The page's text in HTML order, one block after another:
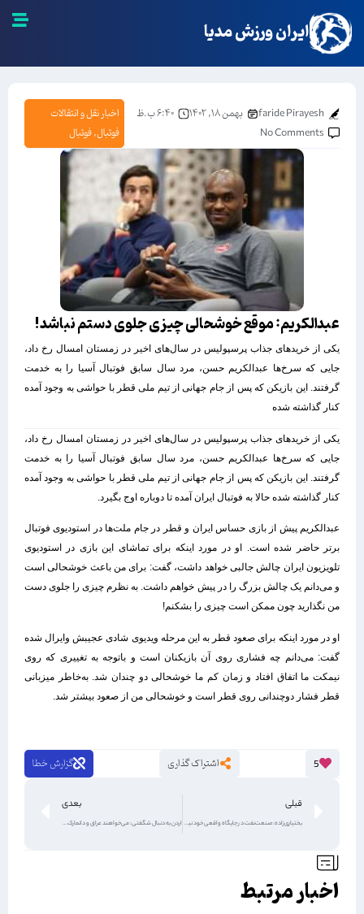
ایران ورزش مدیا
faride Pirayesh بهمن ۱۸, ۱۴۰۲
۶:۴۰ ب.ظ
No Comments
اخبار نقل و انتقالات
فوتبال,فوتبال
عبدالکریم: موقع خوشحالی چیزی جلوی دستم نباشد!
یکی از خریدهای جذاب پرسپولیس در سال‌های اخیر در زمستان امسال رخ داد،
جایی که سرخ‌ها عبدالکریم حسن، مرد سال سابق فوتبال آسیا را به خدمت
گرفتند. این بازیکن که پس از جام جهانی از تیم ملی قطر با حواشی به وجود آمده
کنار گذاشته شده
یکی از خریدهای جذاب پرسپولیس در سال‌های اخیر در زمستان امسال رخ داد،
جایی که سرخ‌ها عبدالکریم حسن، مرد سال سابق فوتبال آسیا را به خدمت
گرفتند. این بازیکن که پس از جام جهانی از تیم ملی قطر با حواشی به وجود آمده
کنار گذاشته شده حالا به فوتبال ایران آمده تا دوباره اوج بگیرد.
عبدالکریم پیش از بازی حساس ایران و قطر در جام ملت‌ها در استودیوی فوتبال
برتر حاضر شده است. او در مورد اینکه برای تماشای این بازی در استودیوی
تلویزیون ایران چالش جالبی خواهد داشت، گفت: برای من باعث خوشحالی است
و می‌دانم یک چالش بزرگ را در پیش خواهم داشت. به نظرم چیزی را جلوی دست
من نگذارید چون ممکن است چیزی را بشکنم!
او در مورد اینکه برای صعود قطر به این مرحله ویدیوی شادی عجیبش وایرال شده
گفت: می‌دانم چه فشاری روی آن بازیکنان است و باتوجه به تغییری که روی
نیمکت ما اتفاق افتاد و زمان کم ما خوشحالی دو چندان شد. به‌خاطر میزبانی
قطر فشار دوچندانی روی قطر است و خوشحالی من از صعود بیشتر شد.
5 اشتراک گذاری گزارش خطا
قبلی
بختیاری‌زاده: صنعت‌نفت در جایگاه واقعی خود نیست
بعدی
اردن به دنبال شگفتی: می‌خواهند عراق و دانمارک باشند!‏
اخبار مرتبط